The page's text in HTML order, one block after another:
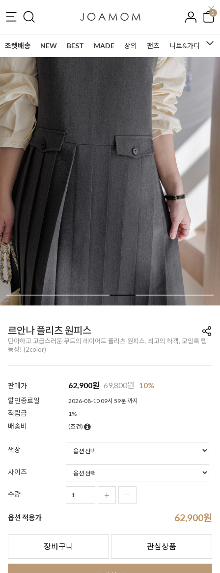
0
조켓배송 NEW BEST MADE 상의 팬츠 니트&가디건
르안나 플리츠 원피스
단아하고 고급스러운 무드의 레이어드 플리츠 원피스. 최고의 하객, 모임룩 템
등장! (2color)
판매가 62,900원 69,800원 10%
할인종료일 2026-08-10 09시 59분 까지
적립금 1%
배송비 (조건)
색상
사이즈
수량
옵션 적용가 62,900원
장바구니 관심상품